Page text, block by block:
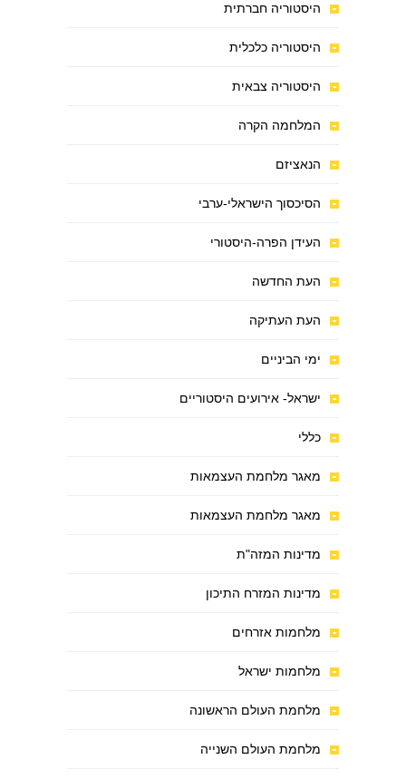
היסטוריה חברתית
היסטוריה כלכלית
היסטוריה צבאית
המלחמה הקרה
הנאציזם
הסיכסוך הישראלי-ערבי
העידן הפרה-היסטורי
העת החדשה
העת העתיקה
ימי הביניים
ישראל- אירועים היסטוריים
כללי
מאגר מלחמת העצמאות
מאגר מלחמת העצמאות
מדינות המזה"ת
מדינות המזרח התיכון
מלחמות אזרחים
מלחמות ישראל
מלחמת העולם הראשונה
מלחמת העולם השנייה